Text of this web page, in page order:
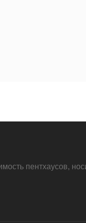
пентхаусов,